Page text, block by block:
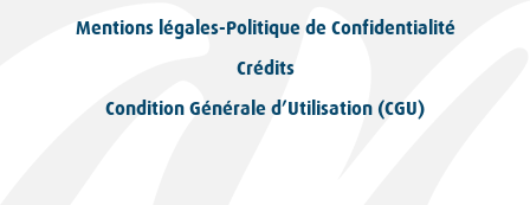
Mentions légales-Politique de Confidentialité
Crédits
Condition Générale d’Utilisation (CGU)